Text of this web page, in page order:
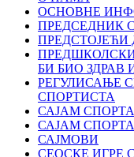
ОСНОВНЕ
ПРЕДСЕДНИК
ПРЕДСТОЈЕЋИ
ПРЕДШКОЛСКИ
БИ БИО ЗДРАВ
РЕГУЛИСАЊЕ
СПОРТИСТА
САЈАМ СПОРТА
САЈАМ СПОРТА
САЈМОВИ
СЕОСКЕ ИГРЕ